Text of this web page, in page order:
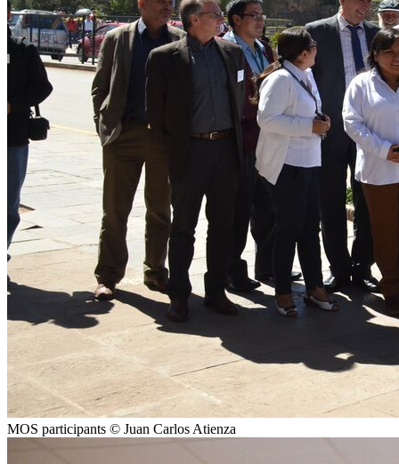
MOS participants © Juan Carlos Atienza